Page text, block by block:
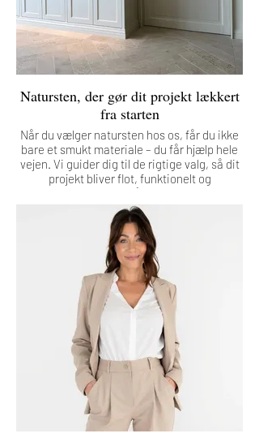
Natursten, der gør dit projekt lækkert
fra starten
Når du vælger natursten hos os, får du ikke
bare et smukt materiale – du får hjælp hele
vejen. Vi guider dig til de rigtige valg, så dit
projekt bliver flot, funktionelt og
gennemført. Med 20 års erfaring ved vi,
hvad der virker – og hvad der ikke gør.
Det får du hos os:
• Gratis online møde
Vi hjælper dig med at finde den helt rigtige
sten til dit projekt. Natursten kræver
omtanke – og det får du her.
• Løsninger der passer til dig
Ingen projekter er ens. Vi laver et tilbud, der
passer til dine ønsker og dit budget.
• Rådgivning fra folk der har fingrene i det
hver dag
Vi ved, hvad der dur – og hvad der ikke gør.